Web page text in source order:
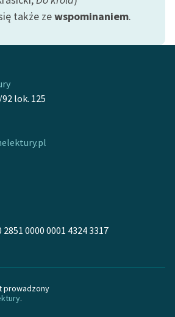
także zewspominaniem.
lok. 125
0000 0001 4324 3317
prowadzony
.